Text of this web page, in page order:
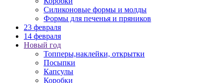
Силиконовые формы и молды
Формы для печенья и пряников
23 февраля
14 февраля
Новый год
Топперы,наклейки, открытки
Посыпки
Капсулы
Коробки